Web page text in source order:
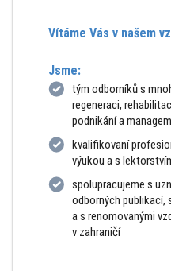
Vítáme Vás v našem
Jsme:
tým odborníků s
regeneraci,
podnikání a
kvalifikovaní
výukou a s
spolupracujeme s
odborných publikací,
a s renomovanými
v zahraničí